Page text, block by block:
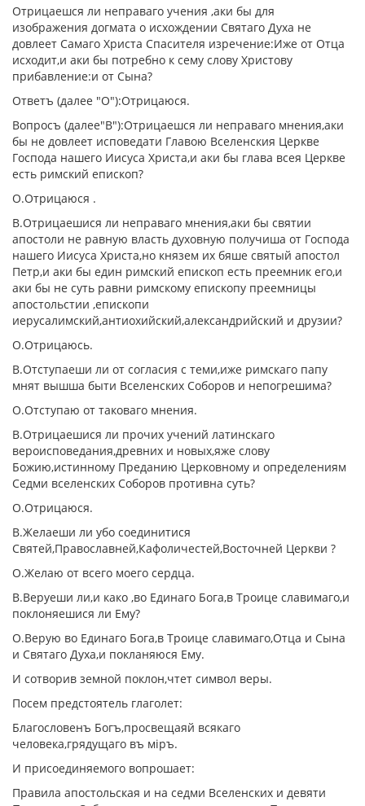
Отрицаешся ли неправаго учения ,аки бы для
изображения догмата о исхождении Святаго Духа не
довлеет Самаго Христа Спасителя изречение:Иже от Отца
исходит,и аки бы потребно к сему слову Христову
прибавление:и от Сына?
Ответъ (далее "О"):Отрицаюся.
Вопросъ (далее"В"):Отрицаешся ли неправаго мнения,аки
бы не довлеет исповедати Главою Вселенския Церкве
Господа нашего Иисуса Христа,и аки бы глава всея Церкве
есть римский епископ?
О.Отрицаюся .
В.Отрицаешися ли неправаго мнения,аки бы святии
апостоли не равную власть духовную получиша от Господа
нашего Иисуса Христа,но князем их бяше святый апостол
Петр,и аки бы един римский епископ есть преемник его,и
аки бы не суть равни римскому епископу преемницы
апостольстии ,епископи
иерусалимский,антиохийский,александрийский и друзии?
О.Отрицаюсь.
В.Отступаеши ли от согласия с теми,иже римскаго папу
мнят вышша быти Вселенских Соборов и непогрешима?
О.Отступаю от таковаго мнения.
В.Отрицаешися ли прочих учений латинскаго
вероисповедания,древних и новых,яже слову
Божию,истинному Преданию Церковному и определениям
Седми вселенских Соборов противна суть?
О.Отрицаюся.
В.Желаеши ли убо соединитися
Святей,Православней,Кафоличестей,Восточней Церкви ?
О.Желаю от всего моего сердца.
В.Веруеши ли,и како ,во Единаго Бога,в Троице славимаго,и
поклоняешися ли Ему?
О.Верую во Единаго Бога,в Троице славимаго,Отца и Сына
и Святаго Духа,и покланяюся Ему.
И сотворив земной поклон,чтет символ веры.
Посем предстоятель глаголет:
Благословенъ Богъ,просвещаяй всякаго
человека,грядущаго въ мiръ.
И присоединяемого вопрошает:
Правила апостольская и на седми Вселенских и девяти